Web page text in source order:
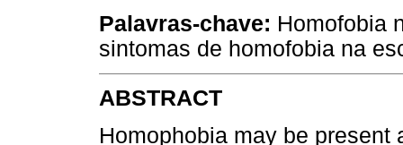
Palavras-chave: Homofobia
sintomas de homofobia na
ABSTRACT
Homophobia may be